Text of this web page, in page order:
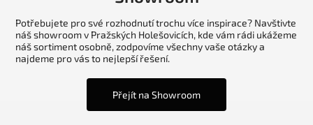
Potřebujete pro své rozhodnutí trochu více inspirace? Navštivte
náš showroom v Pražských Holešovicích, kde vám rádi ukážeme
náš sortiment osobně, zodpovíme všechny vaše otázky a
najdeme pro vás to nejlepší řešení.
Přejít na Showroom